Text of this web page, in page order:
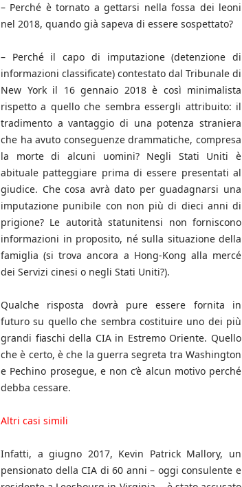
– Perché è tornato a gettarsi nella fossa dei leoni
nel 2018, quando già sapeva di essere sospettato?
– Perché il capo di imputazione (detenzione di
informazioni classificate) contestato dal Tribunale di
New York il 16 gennaio 2018 è così minimalista
rispetto a quello che sembra essergli attribuito: il
tradimento a vantaggio di una potenza straniera
che ha avuto conseguenze drammatiche, compresa
la morte di alcuni uomini? Negli Stati Uniti è
abituale patteggiare prima di essere presentati al
giudice. Che cosa avrà dato per guadagnarsi una
imputazione punibile con non più di dieci anni di
prigione? Le autorità statunitensi non forniscono
informazioni in proposito, né sulla situazione della
famiglia (si trova ancora a Hong-Kong alla mercé
dei Servizi cinesi o negli Stati Uniti?).
Qualche risposta dovrà pure essere fornita in
futuro su quello che sembra costituire uno dei più
grandi fiaschi della CIA in Estremo Oriente. Quello
che è certo, è che la guerra segreta tra Washington
e Pechino prosegue, e non c’è alcun motivo perché
debba cessare.
Altri casi simili
Infatti, a giugno 2017, Kevin Patrick Mallory, un
pensionato della CIA di 60 anni – oggi consulente e